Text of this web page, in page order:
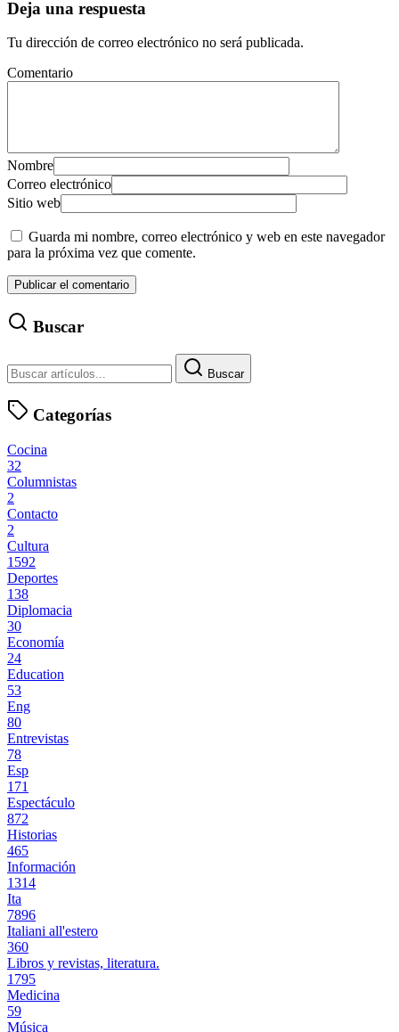
Deja una respuesta
Tu dirección de correo electrónico no será publicada.
Comentario
Nombre
Correo electrónico
Sitio web
Guarda mi nombre, correo electrónico y web en este navegador
para la próxima vez que comente.
Buscar
Buscar
Categorías
Cocina
32
Columnistas
2
Contacto
2
Cultura
1592
Deportes
138
Diplomacia
30
Economía
24
Education
53
Eng
80
Entrevistas
78
Esp
171
Espectáculo
872
Historias
465
Información
1314
Ita
7896
Italiani all'estero
360
Libros y revistas, literatura.
1795
Medicina
59
Música